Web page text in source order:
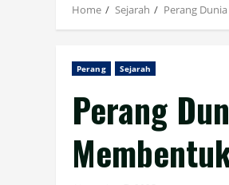
Home Sejarah Perang
Perang Sejarah
Perang